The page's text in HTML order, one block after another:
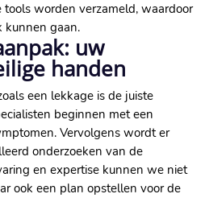
tools worden verzameld, waardoor
kunnen gaan.
uw
handen
een lekkage is de juiste
beginnen met een
Vervolgens wordt er
onderzoeken van de
en expertise kunnen we niet
ook een plan opstellen voor de